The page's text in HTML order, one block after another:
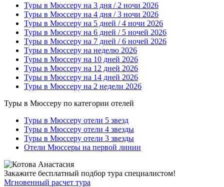
Туры в Мюссеру на 3 дня / 2 ночи 2026
Туры в Мюссеру на 4 дня / 3 ночи 2026
Туры в Мюссеру на 5 дней / 4 ночи 2026
Туры в Мюссеру на 6 дней / 5 ночей 2026
Туры в Мюссеру на 7 дней / 6 ночей 2026
Туры в Мюссеру на неделю 2026
Туры в Мюссеру на 10 дней 2026
Туры в Мюссеру на 12 дней 2026
Туры в Мюссеру на 14 дней 2026
Туры в Мюссеру на 2 недели 2026
Туры в Мюссеру по категории отелей
Туры в Мюссеру отели 5 звезд
Туры в Мюссеру отели 4 звезды
Туры в Мюссеру отели 3 звезды
Отели Мюссеры на первой линии
Закажите бесплатный подбор тура специалистом!
Мгновенный расчет тура